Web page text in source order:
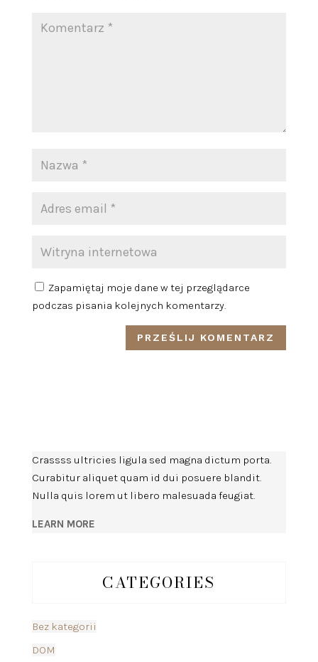
Zapamiętaj moje dane w tej przeglądarce
podczas pisania kolejnych komentarzy.
Crassss ultricies ligula sed magna dictum porta.
Curabitur aliquet quam id dui posuere blandit.
Nulla quis lorem ut libero malesuada feugiat.
LEARN MORE
CATEGORIES
Bez kategorii
DOM